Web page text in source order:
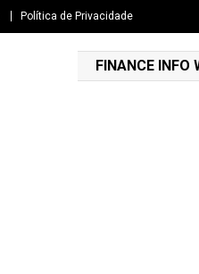
Política de Privacidade
FINANCE INFO